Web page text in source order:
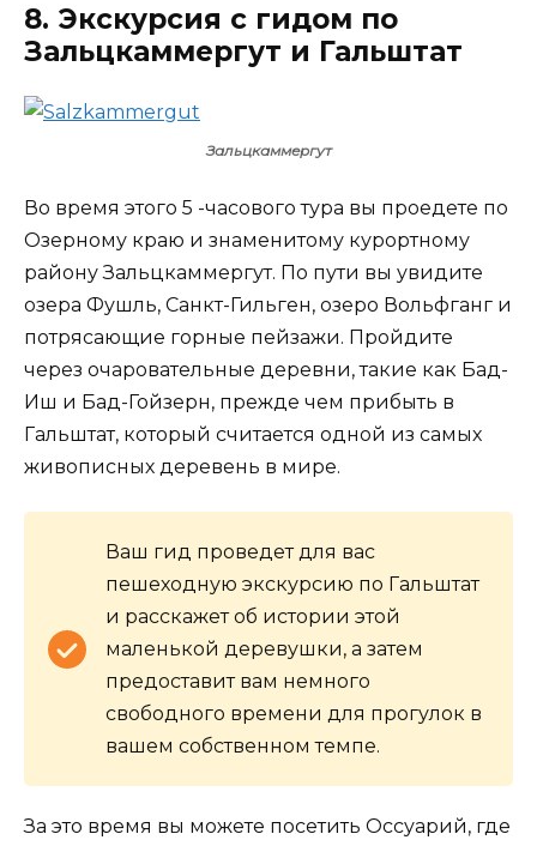
8. Экскурсия с гидом по
Зальцкаммергут и Гальштат
Зальцкаммергут
Во время этого 5 -часового тура вы проедете по
Озерному краю и знаменитому курортному
району Зальцкаммергут. По пути вы увидите
озера Фушль, Санкт-Гильген, озеро Вольфганг и
потрясающие горные пейзажи. Пройдите
через очаровательные деревни, такие как Бад-
Иш и Бад-Гойзерн, прежде чем прибыть в
Гальштат, который считается одной из самых
живописных деревень в мире.
Ваш гид проведет для вас
пешеходную экскурсию по Гальштат
и расскажет об истории этой
маленькой деревушки, а затем
предоставит вам немного
свободного времени для прогулок в
вашем собственном темпе.
За это время вы можете посетить Оссуарий, где